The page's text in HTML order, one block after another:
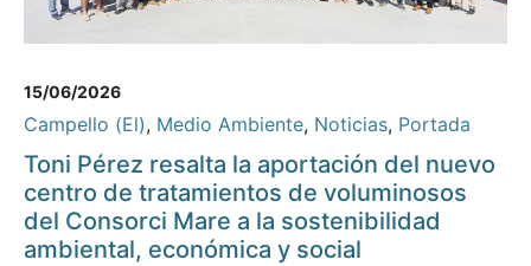
15/06/2026
Campello (El), Medio Ambiente, Noticias, Portada
Toni Pérez resalta la aportación del nuevo
centro de tratamientos de voluminosos
del Consorci Mare a la sostenibilidad
ambiental, económica y social